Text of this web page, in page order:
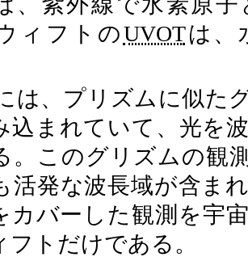
ィフトのUVOTは、
は、プリズムに似た
込まれていて、光を
。このグリズムの観
活発な波長域が含ま
カバーした観測を宇
フトだけである。